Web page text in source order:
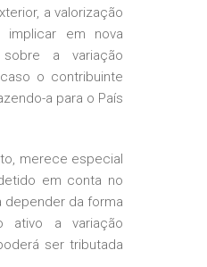
a valorização
em nova
a variação
o contribuinte
a para o País
merece especial
em conta no
depender da forma
ativo a variação
ser tributada